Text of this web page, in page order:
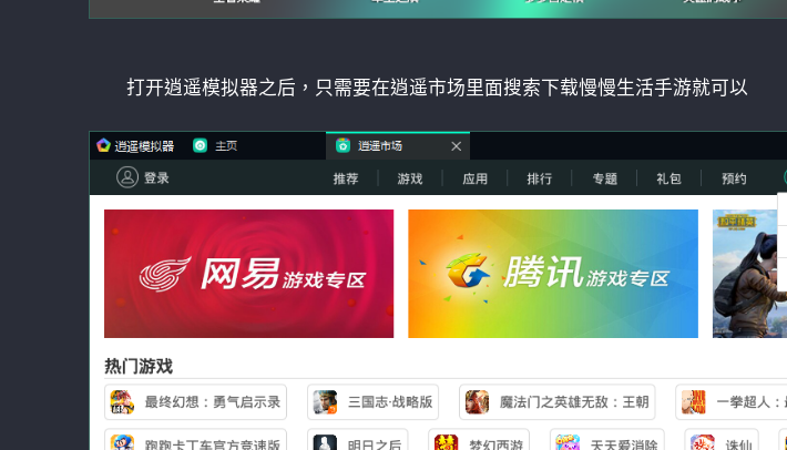
打开逍遥模拟器之后，只需要在逍遥市场里面搜索下载慢慢生活手游就可以